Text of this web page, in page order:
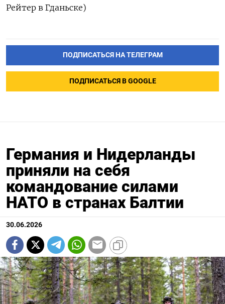
Рейтер в ‌Гданьске)
ПОДПИСАТЬСЯ НА ТЕЛЕГРАМ
ПОДПИСАТЬСЯ В GOOGLE
Германия и Нидерланды
приняли на себя
командование силами
НАТО в странах Балтии
30.06.2026